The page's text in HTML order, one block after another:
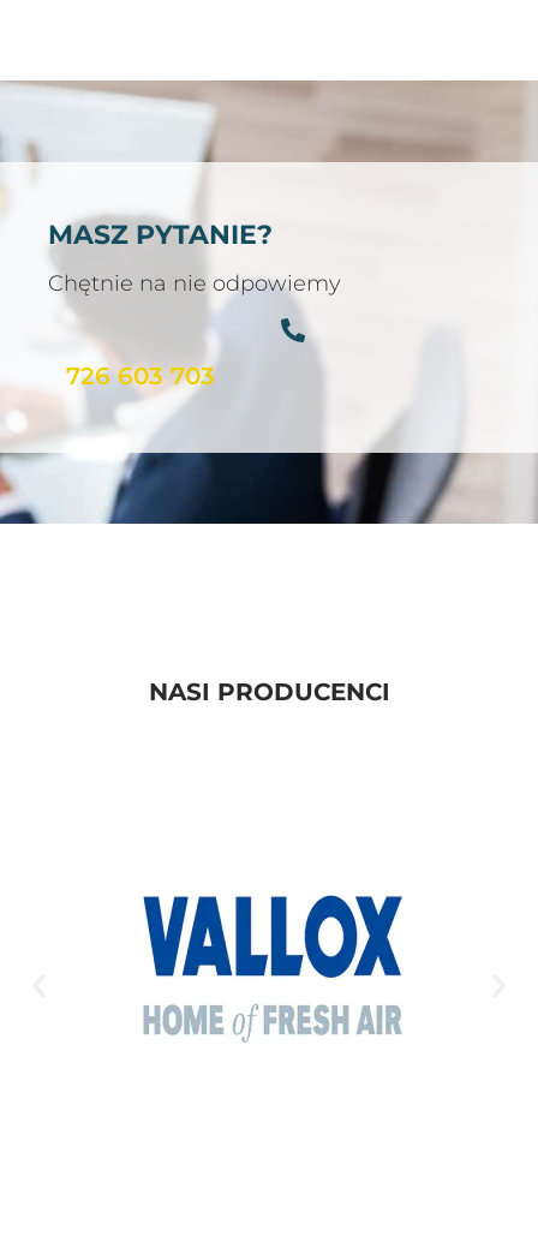
MASZ PYTANIE?
Chętnie na nie odpowiemy
726 603 703
NASI PRODUCENCI